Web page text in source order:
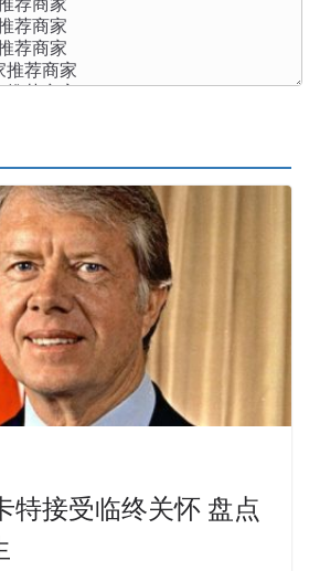
特接受临终关怀 盘点